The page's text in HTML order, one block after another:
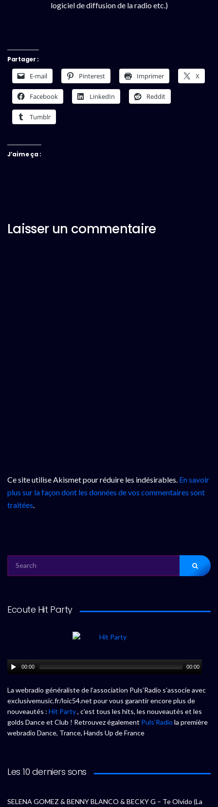
logiciel de diffusion de la radio etc.)
Partager :
E-mail Pinterest Imprimer X
Facebook LinkedIn Reddit
Tumblr
J’aime ça :
Laisser un commentaire
Ce site utilise Akismet pour réduire les indésirables. En savoir
plus sur la façon dont les données de vos commentaires sont
traitées.
FOR:
Ecoute Hit Party
00:00 00:00
La webradio généraliste de l’association Puls’Radio s’associe avec
exclusivemusic.fr/loic54.net pour vous garantir encore plus de
nouveautés : Hit Party, c’est tous les hits, les nouveautés et les
golds Dance et Club ! Retrouvez également Puls’Radio la première
webradio Dance, Trance, Hands Up de France
Les 10 derniers sons
SELENA GOMEZ & BENNY BLANCO & BECKY G – Te Olvido (La